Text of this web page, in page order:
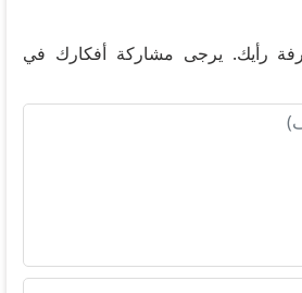
رأيك. يرجى مشاركة أفكارك في